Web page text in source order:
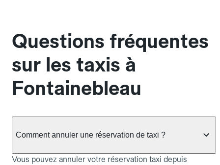
Questions fréquentes
sur les taxis à
Fontainebleau
Comment annuler une réservation de taxi ?
Vous pouvez annuler votre réservation taxi depuis